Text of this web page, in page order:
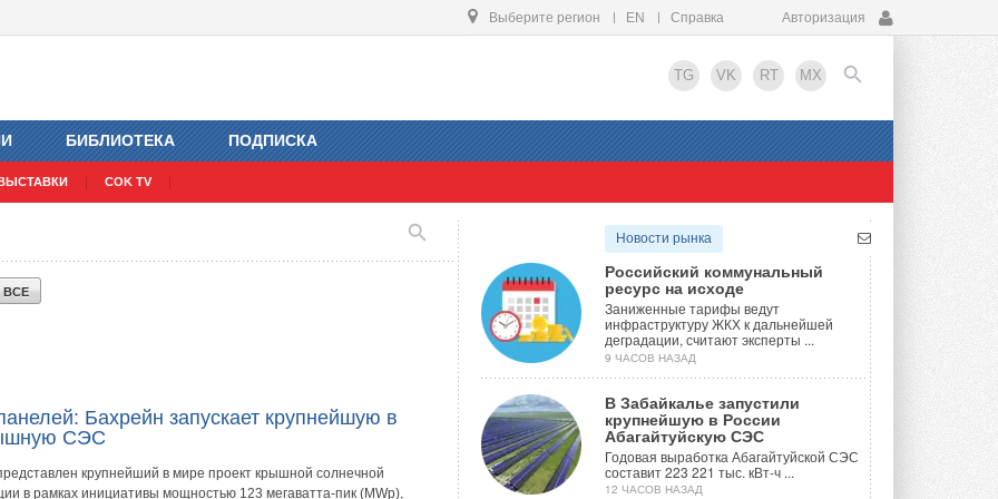
Выберите регион EN Справка Авторизация
TG VK RT MX
ВЫСТАВКИ COK TV
БИБЛИОТЕКА ПОДПИСКА
EN
ВСЕ
Бахрейн запускает крупнейшую в
СЭС
крупнейший в мире проект крышной солнечной
в рамках инициативы мощностью 123 мегаватта-пик (MWp),
Новости рынка
Российский коммунальный
ресурс на исходе
Заниженные тарифы ведут
инфраструктуру ЖКХ к дальнейшей
деградации, считают эксперты ...
9 ЧАСОВ НАЗАД
В Забайкалье запустили
крупнейшую в России
Абагайтуйскую СЭС
Годовая выработка Абагайтуйской СЭС
составит 223 221 тыс. кВт-ч ...
12 ЧАСОВ НАЗАД